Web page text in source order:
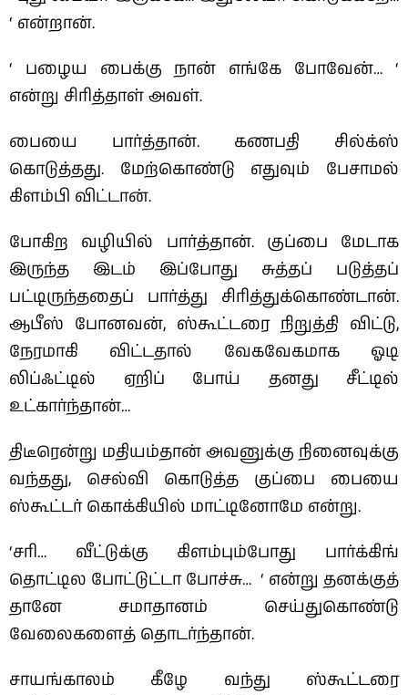
‘ என்றான்.
‘ பழைய பைக்கு நான் எங்கே போவேன்… ‘
என்று சிரித்தாள் அவள்.
பையை பார்த்தான். கணபதி சில்க்ஸ்
கொடுத்தது. மேற்கொண்டு எதுவும் பேசாமல்
கிளம்பி விட்டான்.
போகிற வழியில் பார்த்தான். குப்பை மேடாக
இருந்த இடம் இப்போது சுத்தப் படுத்தப்
பட்டிருந்ததைப் பார்த்து சிரித்துக்கொண்டான்.
ஆபீஸ் போனவன், ஸ்கூட்டரை நிறுத்தி விட்டு,
நேரமாகி விட்டதால் வேகவேகமாக ஓடி
லிப்ஃட்டில் ஏறிப் போய் தனது சீட்டில்
உட்கார்ந்தான்…
திடீரென்று மதியம்தான் அவனுக்கு நினைவுக்கு
வந்தது, செல்வி கொடுத்த குப்பை பையை
ஸ்கூட்டர் கொக்கியில் மாட்டினோமே என்று.
‘சரி… வீட்டுக்கு கிளம்பும்போது பார்க்கிங்
தொட்டில போட்டுட்டா போச்சு… ‘ என்று தனக்குத்
தானே சமாதானம் செய்துகொண்டு
வேலைகளைத் தொடர்ந்தான்.
சாயங்காலம் கீழே வந்து ஸ்கூட்டரை